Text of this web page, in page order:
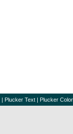
| Plucker Text | Plucker Color